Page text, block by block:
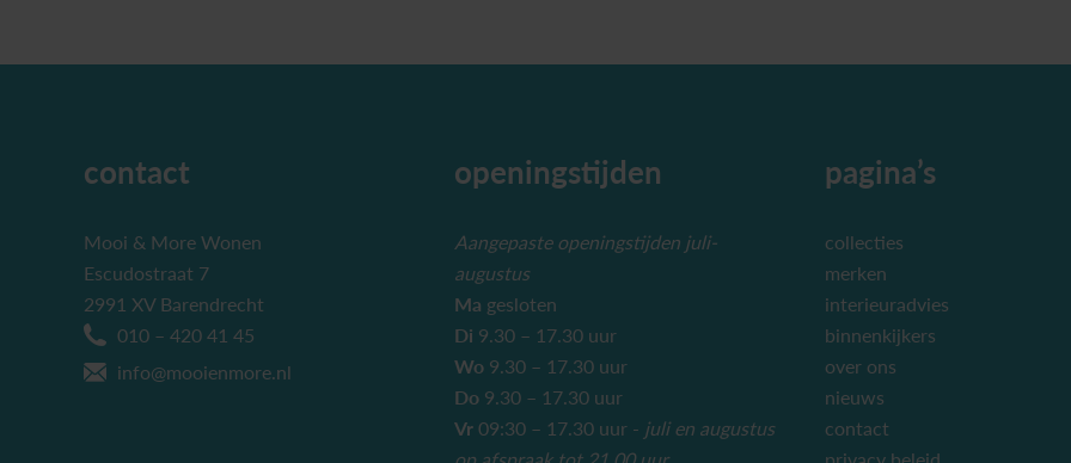
contact
Mooi & More Wonen
Escudostraat 7
2991 XV Barendrecht
010 – 420 41 45
info@mooienmore.nl
openingstijden
Aangepaste openingstijden juli-
augustus
Ma gesloten
Di 9.30 – 17.30 uur
Wo 9.30 – 17.30 uur
Do 9.30 – 17.30 uur
Vr 09:30 – 17.30 uur - juli en augustus
pagina’s
collecties
merken
interieuradvies
binnenkijkers
over ons
nieuws
contact